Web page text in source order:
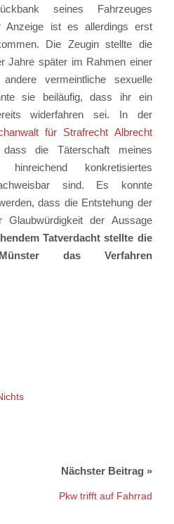
seines Fahrzeuges
Anzeige ist es allerdings erst
Die Zeugin stellte die
Jahre später im Rahmen einer
andere vermeintliche sexuelle
sie beiläufig, dass ihr ein
widerfahren sei. In der
für Strafrecht Albrecht
dass die Täterschaft meines
konkretisiertes
sind. Es konnte
dass die Entstehung der
der Aussage
Tatverdacht stellte die
Münster das Verfahren
Pkw trifft auf Fahrrad